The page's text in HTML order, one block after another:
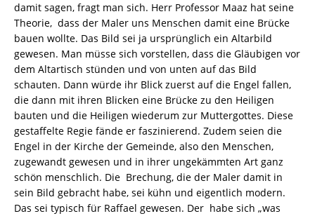
damit sagen, fragt man sich. Herr Professor Maaz hat seine
Theorie, dass der Maler uns Menschen damit eine Brücke
bauen wollte. Das Bild sei ja ursprünglich ein Altarbild
gewesen. Man müsse sich vorstellen, dass die Gläubigen vor
dem Altartisch stünden und von unten auf das Bild
schauten. Dann würde ihr Blick zuerst auf die Engel fallen,
die dann mit ihren Blicken eine Brücke zu den Heiligen
bauten und die Heiligen wiederum zur Muttergottes. Diese
gestaffelte Regie fände er faszinierend. Zudem seien die
Engel in der Kirche der Gemeinde, also den Menschen,
zugewandt gewesen und in ihrer ungekämmten Art ganz
schön menschlich. Die Brechung, die der Maler damit in
sein Bild gebracht habe, sei kühn und eigentlich modern.
Das sei typisch für Raffael gewesen. Der habe sich „was